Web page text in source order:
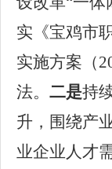
实《宝鸡市
实施方案（
法。 二是持
升， 围绕产
业企业人才